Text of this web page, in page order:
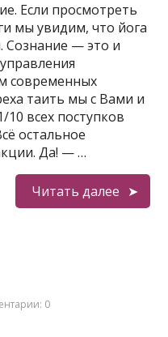
Если просмотреть
мы увидим, что йога
Сознание — это и
современных
таить мы с Вами и
всех поступков
остальное
Да! — …
Читать далее
0